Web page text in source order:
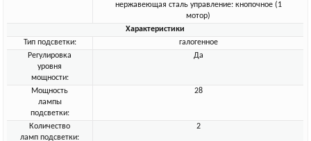
нержавеющая сталь управление: кнопочное (1
мотор)
Характеристики
Тип подсветки:
галогенное
Регулировка
уровня
мощности:
Да
Мощность
лампы
подсветки:
28
Количество
ламп подсветки:
2